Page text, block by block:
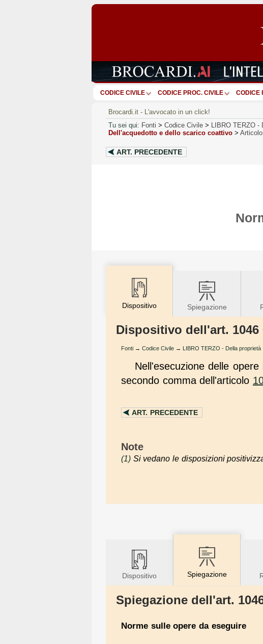
CODICE CIVILE CODICE PROC. CIVILE CODICE
Brocardi.it - L'avvocato in un click!
Tu sei qui: Fonti > Codice Civile > LIBRO TERZO -
Dell'acquedotto e dello scarico coattivo >
ART. PRECEDENTE
Dispositivo Spiegazione
Dispositivo dell'art.
Fonti → Codice Civile → LIBRO TERZO - Della proprietà
Nell'esecuzione delle
secondo comma dell'articolo
ART. PRECEDENTE
Note
(1) Si vedano le disposizioni
Dispositivo Spiegazione
Spiegazione dell'art.
Norme sulleopere da eseguire